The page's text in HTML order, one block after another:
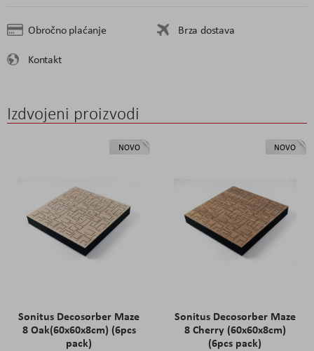
Obročno plaćanje
Brza dostava
Kontakt
Izdvojeni proizvodi
NOVO
Sonitus Decosorber Maze
8 Oak(60x60x8cm) (6pcs
pack)
NOVO
Sonitus Decosorber Maze
8 Cherry (60x60x8cm)
(6pcs pack)